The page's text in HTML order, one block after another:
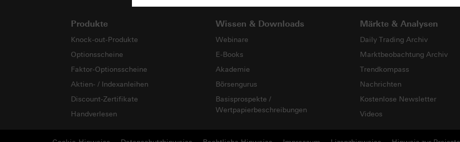
Produkte
Knock-out-Produkte
Optionsscheine
Faktor-Optionsscheine
Aktien- / Indexanleihen
Discount-Zertifikate
Handverlesen
Wissen & Downloads
Webinare
E-Books
Akademie
Börsengurus
Basisprospekte /
Wertpapierbeschreibungen
Märkte & Analysen
Daily Trading Archiv
Marktbeobachtung Archiv
Trendkompass
Nachrichten
Kostenlose Newsletter
Videos